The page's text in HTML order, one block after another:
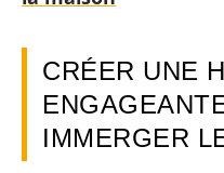
CRÉER UNE
IMMERGER